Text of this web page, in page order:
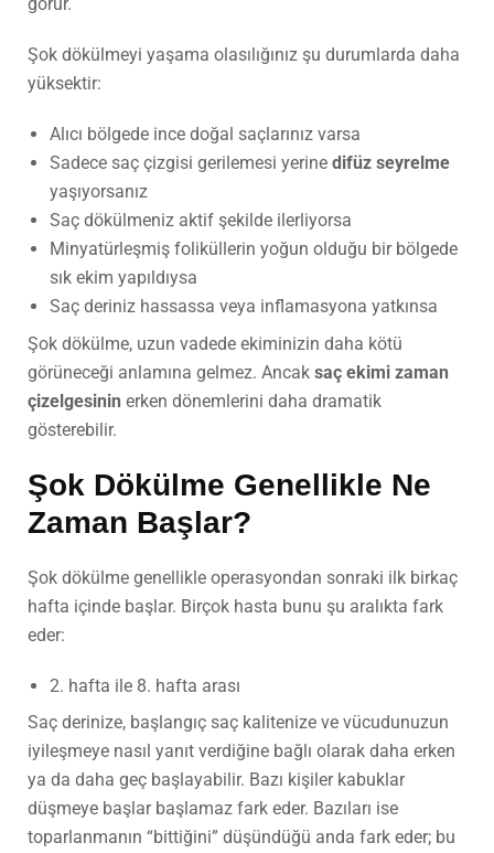
görür.
Şok dökülmeyi yaşama olasılığınız şu durumlarda daha
yüksektir:
Alıcı bölgede ince doğal saçlarınız varsa
Sadece saç çizgisi gerilemesi yerine difüz seyrelme
yaşıyorsanız
Saç dökülmeniz aktif şekilde ilerliyorsa
Minyatürleşmiş foliküllerin yoğun olduğu bir bölgede
sık ekim yapıldıysa
Saç deriniz hassassa veya inflamasyona yatkınsa
Şok dökülme, uzun vadede ekiminizin daha kötü
görüneceği anlamına gelmez. Ancak saç ekimi zaman
çizelgesinin erken dönemlerini daha dramatik
gösterebilir.
Şok Dökülme Genellikle Ne
Zaman Başlar?
Şok dökülme genellikle operasyondan sonraki ilk birkaç
hafta içinde başlar. Birçok hasta bunu şu aralıkta fark
eder:
2. hafta ile 8. hafta arası
Saç derinize, başlangıç saç kalitenize ve vücudunuzun
iyileşmeye nasıl yanıt verdiğine bağlı olarak daha erken
ya da daha geç başlayabilir. Bazı kişiler kabuklar
düşmeye başlar başlamaz fark eder. Bazıları ise
toparlanmanın “bittiğini” düşündüğü anda fark eder; bu